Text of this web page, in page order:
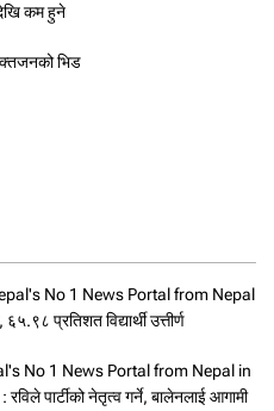
कम हुने
भिड
No 1 News Portal from Nepal
प्रतिशत विद्यार्थी उत्तीर्ण
No 1 News Portal from Nepal in
पार्टीको नेतृत्व गर्ने, बालेनलाई आगामी